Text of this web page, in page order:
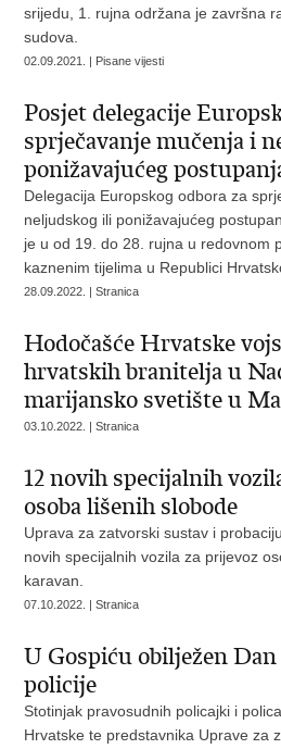
srijedu, 1. rujna održana je završna
sudova.
02.09.2021. | Pisane vijesti
Posjet delegacije
sprječavanje mučenja i
ponižavajućeg
Delegacija Europskog odbora za
neljudskog ili ponižavajućeg
je u od 19. do 28. rujna u redovnom
kaznenim tijelima u Republici
28.09.2022. | Stranica
Hodočašće Hrvatske
hrvatskih branitelja u
marijansko svetište u
03.10.2022. | Stranica
12 novih specijalnih
osoba lišenih slobode
Uprava za zatvorski sustav i
novih specijalnih vozila za prijevoz
karavan.
07.10.2022. | Stranica
U Gospiću obilježen
policije
Stotinjak pravosudnih policajki i
Hrvatske te predstavnika Uprave za